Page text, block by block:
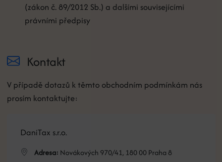
(zákon č. 89/2012 Sb.) a dalšími souvisejícími
právními předpisy
Kontakt
V případě dotazů k těmto obchodním podmínkám nás
prosím kontaktujte:
DaniTax s.r.o.
Adresa: Novákových 970/41, 180 00 Praha 8